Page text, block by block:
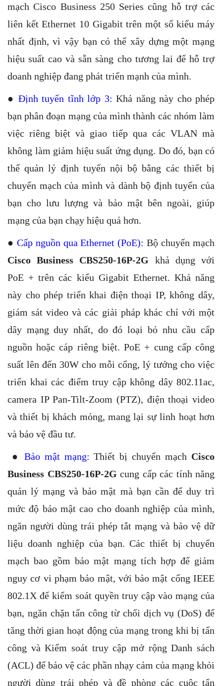
mạch Cisco Business 250 Series cũng hỗ trợ các
liên kết Ethernet 10 Gigabit trên một số kiểu máy
nhất định, vì vậy bạn có thể xây dựng một mạng
hiệu suất cao và sẵn sàng cho tương lai để hỗ trợ
doanh nghiệp đang phát triển mạnh của mình.
● Định tuyến tĩnh lớp 3: Khả năng này cho phép
bạn phân đoạn mạng của mình thành các nhóm làm
việc riêng biệt và giao tiếp qua các VLAN mà
không làm giảm hiệu suất ứng dụng. Do đó, bạn có
thể quản lý định tuyến nội bộ bằng các thiết bị
chuyển mạch của mình và dành bộ định tuyến của
bạn cho lưu lượng và bảo mật bên ngoài, giúp
mạng của bạn chạy hiệu quả hơn.
● Cấp nguồn qua Ethernet (PoE): Bộ chuyển mạch
Cisco Business CBS250-16P-2G khả dụng với
PoE + trên các kiểu Gigabit Ethernet. Khả năng
này cho phép triển khai điện thoại IP, không dây,
giám sát video và các giải pháp khác chỉ với một
dây mạng duy nhất, do đó loại bỏ nhu cầu cấp
nguồn hoặc cáp riêng biệt. PoE + cung cấp công
suất lên đến 30W cho mỗi cổng, lý tưởng cho việc
triển khai các điểm truy cập không dây 802.11ac,
camera IP Pan-Tilt-Zoom (PTZ), điện thoại video
và thiết bị khách mỏng, mang lại sự linh hoạt hơn
và bảo vệ đầu tư.
● Bảo mật mạng: Thiết bị chuyển mạch Cisco
Business CBS250-16P-2G cung cấp các tính năng
quản lý mạng và bảo mật mà bạn cần để duy trì
mức độ bảo mật cao cho doanh nghiệp của mình,
ngăn người dùng trái phép tắt mạng và bảo vệ dữ
liệu doanh nghiệp của bạn. Các thiết bị chuyển
mạch bao gồm bảo mật mạng tích hợp để giảm
nguy cơ vi phạm bảo mật, với bảo mật cổng IEEE
802.1X để kiểm soát quyền truy cập vào mạng của
bạn, ngăn chặn tấn công từ chối dịch vụ (DoS) để
tăng thời gian hoạt động của mạng trong khi bị tấn
công và Kiểm soát truy cập mở rộng Danh sách
(ACL) để bảo vệ các phần nhạy cảm của mạng khỏi
người dùng trái phép và đề phòng các cuộc tấn